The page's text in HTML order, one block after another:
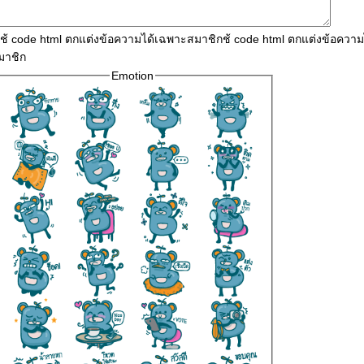
code html ตกแต่งข้อความได้เฉพาะสมาชิกช้ code html ตกแต่งข้อควา
าชิก
Emotion